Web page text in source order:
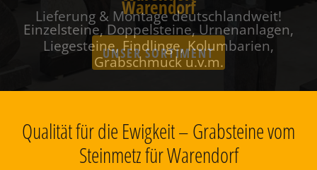
Warendorf
Einzelsteine, Doppelsteine, Urnenanlagen,
Liegesteine, Findlinge, Kolumbarien,
Grabschmuck u.v.m.
Qualität für die Ewigkeit – Grabsteine vom
Steinmetz für Warendorf